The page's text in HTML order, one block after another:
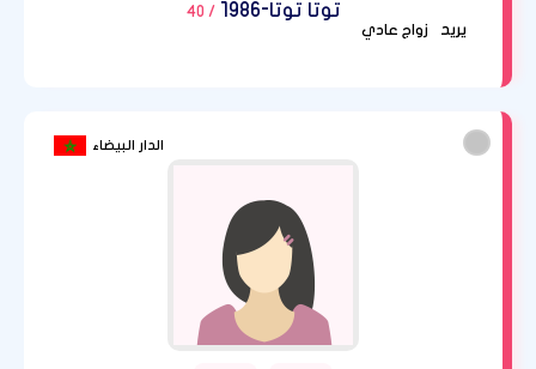
توتا توتا-1986
/ 40
يريد
زواج عادي
الدار البيضاء